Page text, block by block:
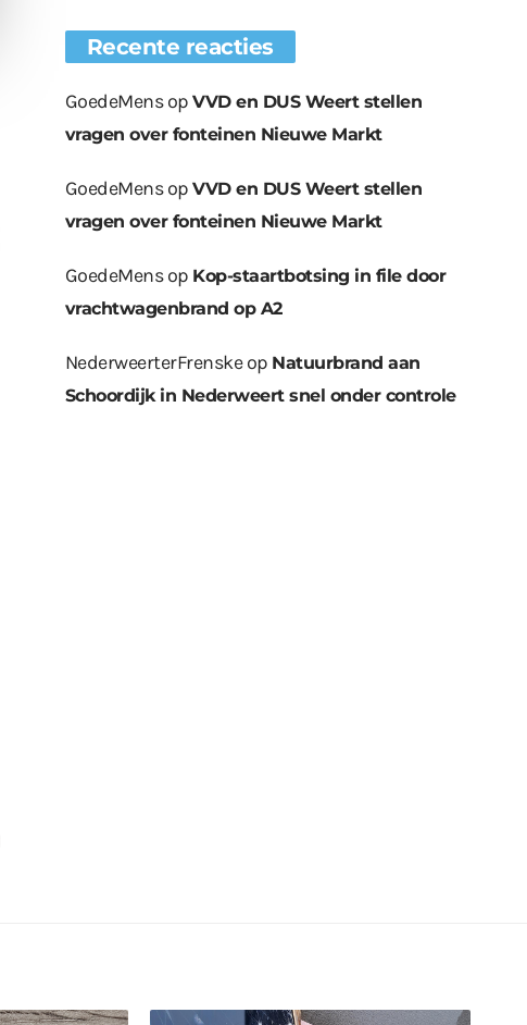
Nieuwe bomen
geplaatst op
Wat er in kan, kan er
ook uit
Recente reacties
GoedeMensopVVD en DUS Weert stellen
vragen over fonteinen Nieuwe Markt
GoedeMensopVVD en DUS Weert stellen
vragen over fonteinen Nieuwe Markt
GoedeMensop Kop-staartbotsing in file door
vrachtwagenbrand op A2
NederweerterFrenskeop Natuurbrand aan
Schoordijk in Nederweert snel onder controle